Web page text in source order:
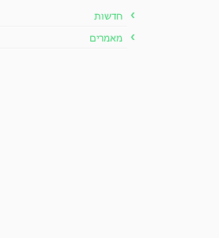
חדשות
מאמרים